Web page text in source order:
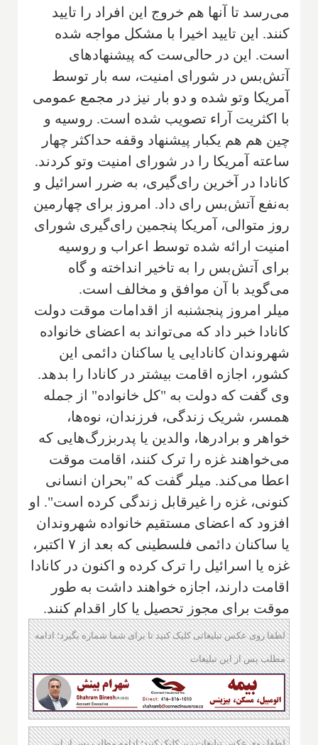
می‌رسد تا آنها هم خروج این افراد را تایید
کنند. این تایید اخیرا با مشکل مواجه شده
است. این در حالی‌ست که پیشنهادهای
آتش‌بس در شورای امنیت، سه بار توسط
آمریکا وتو شده و دو بار نیز در مجمع عمومی
با اکثریت آراء تصویب شده است. روسیه و
چین هم هم یکبار پیشنهاد وقفه حداکثر چهار
ساعته آمریکا را در شورای امنیت وتو کردند.
کانادا در آخرین رای‌گیری، به ضرر اسرائیل و
به‌نفع آتش‌بس رای داد. امروز برای چهارمین
روز متوالی، آمریکا پنجمین رای‌گیری شورای
امنیت ارائه شده توسط اعراب و روسیه
برای آتش‌بس را به تاخیر انداخته و گاه
می‌گوید با آن موافق و مخالف است.
میلر امروز پنجشنبه از اقدامات موقت دولت
کانادا خبر داد که می‌تواند به اعضای خانواده
شهروندان کانادایی یا ساکنان دائمی این
کشور، اجازه اقامت بیشتر در کانادا را بدهد.
وی گفت که دولت به "کل خانواده" از جمله
همسر، شریک زندگی، فرزندان، نوه‌ها،
خواهر و برادرها، والدین یا پدربزرگ‌هایی که
می‌خواهند غزه را ترک کنند، اقامت موقت
اعطا می‌کند. میلر گفت که "بحران انسانی
کنونی، غزه را غیرقابل زندگی کرده است". او
افزود که اعضای مستقیم خانواده شهروندان
یا ساکنان دائمی فلسطینی که بعد از ۷ اکتبر،
غزه یا اسرائیل را ترک کرده و اکنون در کانادا
اقامت دارند، اجازه خواهند داشت به طور
موقت برای مجوز تحصیل یا کار اقدام کنند.
لطفا روی عکس تبلیغاتی کلیک کنید تا برای شما شماره بگیرد؛ ادامه
مطلب پس از این تبلیغات